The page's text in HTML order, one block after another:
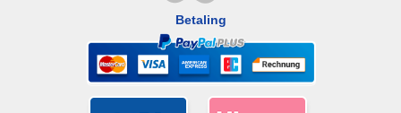
Betaling